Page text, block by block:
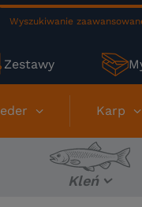
Wyszukiwanie
Zestawy
Karp
Kleń